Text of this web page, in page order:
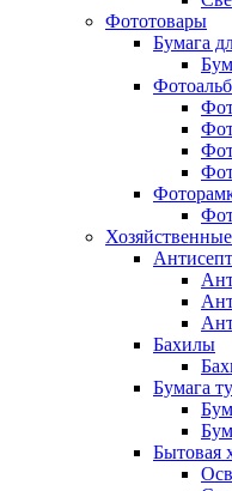
Фототовары
Бумага
Бахилы
Бумага
Бытовая